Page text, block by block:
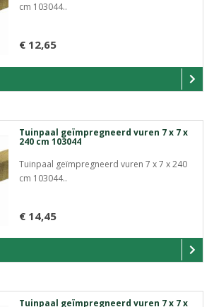
cm 103044..
€ 12,65
Tuinpaal geïmpregneerd vuren 7 x 7 x
240 cm 103044
Tuinpaal geïmpregneerd vuren 7 x 7 x 240
cm 103044..
€ 14,45
Tuinpaal geïmpregneerd vuren 7 x 7 x